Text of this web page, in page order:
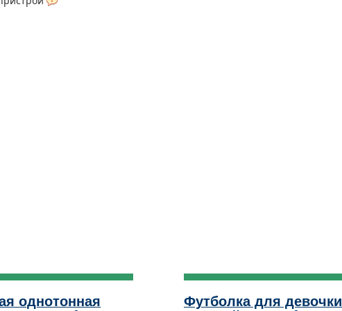
однотонная
Футболка для девочки